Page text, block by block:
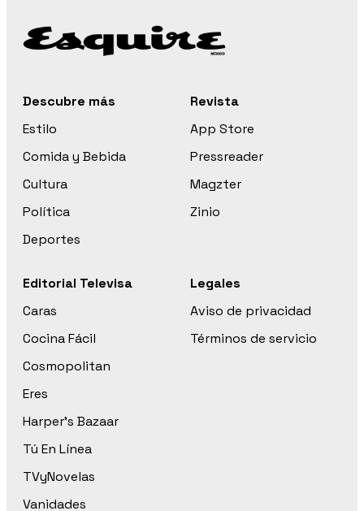
Descubre más
Estilo
Comida y Bebida
Cultura
Política
Deportes
Revista
App Store
Pressreader
Magzter
Zinio
Editorial Televisa
Caras
Cocina Fácil
Cosmopolitan
Eres
Harper’s Bazaar
Tú En Línea
TVyNovelas
Vanidades
Legales
Aviso de privacidad
Términos de servicio